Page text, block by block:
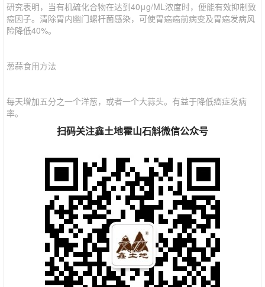
研究表明，当有机硫化合物在达到40μg/ML浓度时，便能有效抑制致
癌因子。清除胃内幽门螺杆菌感染，可使胃癌癌前病变及胃癌发病风
险降低40%。
葱蒜食用方法
每天增加五分之一个洋葱，或者一个大蒜头。有益于降低癌症发病
率。
扫码关注鑫土地霍山石斛微信公众号